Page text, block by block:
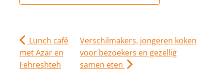
Lunch café
met Azar en
Fehreshteh
Verschilmakers, jongeren koken
voor bezoekers en gezellig
samen eten